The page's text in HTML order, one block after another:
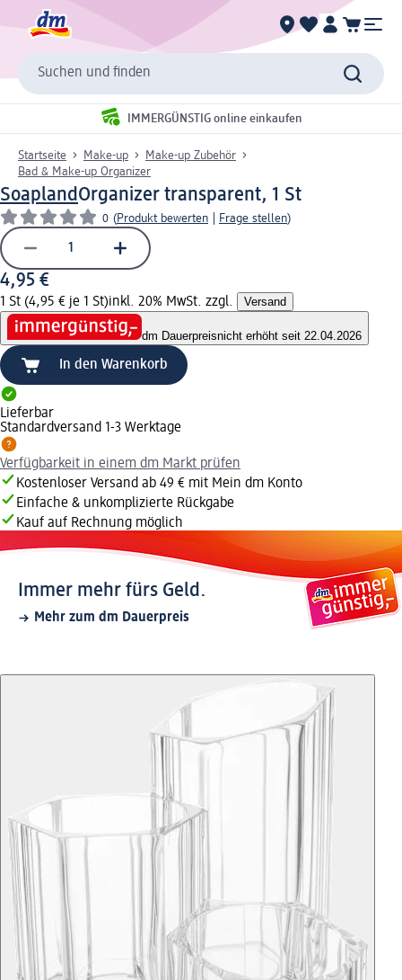
Suchen und finden
IMMERGÜNSTIG online einkaufen
Startseite Make-up
Make-up Zubehör
Bad & Make-up Organizer
SoaplandOrganizer transparent, 1 St
0 (Produkt bewerten Frage stellen)
4,95 €
1 St (4,95 € je 1 St)inkl. 20% MwSt. zzgl. Versand
dm Dauerpreisnicht erhöht seit 22.04.2026
In den Warenkorb
Lieferbar
Standardversand 1-3 Werktage
Verfügbarkeit in einem dm Markt prüfen
Kostenloser Versand ab 49 € mit Mein dm Konto
Einfache & unkomplizierte Rückgabe
Kauf auf Rechnung möglich
Immer mehr fürs Geld.
Mehr zum dm Dauerpreis